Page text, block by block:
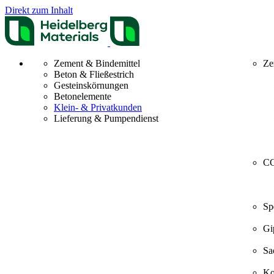
Direkt zum Inhalt
Zement & Bindemittel
Beton & Fließestrich
Gesteinskörnungen
Betonelemente
Klein- & Privatkunden
Lieferung & Pumpendienst